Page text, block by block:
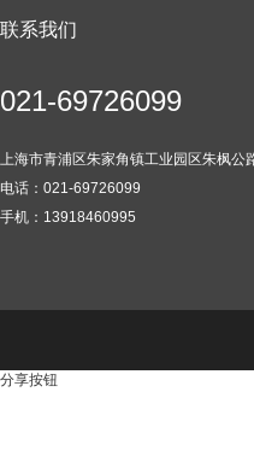
联系我们
021-69726099
上海市青浦区朱家角镇工业园区朱枫公
电话：021-69726099
手机：13918460995
分享按钮